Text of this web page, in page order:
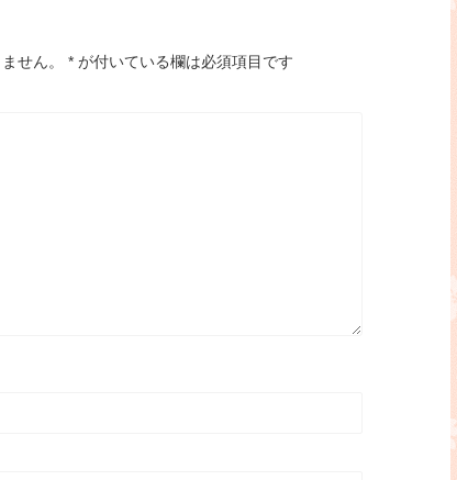
せん。 * が付いている欄は必須項目です